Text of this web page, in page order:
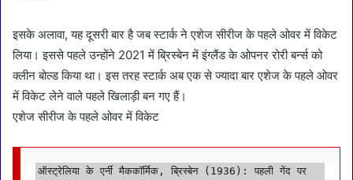
इसके अलावा, यह दूसरी बार है जब स्टार्क ने एशेज सीरीज के पहले ओवर में विकेट
लिया। इससे पहले उन्होंने 2021 में ब्रिस्बेन में इंग्लैंड के ओपनर रोरी बर्न्स को
क्लीन बोल्ड किया था। इस तरह स्टार्क अब एक से ज्यादा बार एशेज के पहले ओवर
में विकेट लेने वाले पहले खिलाड़ी बन गए हैं।
एशेज सीरीज के पहले ओवर में विकेट
ऑस्ट्रेलिया के एर्नी मैककॉर्मिक, ब्रिस्बेन (1936): पहली गेंद पर